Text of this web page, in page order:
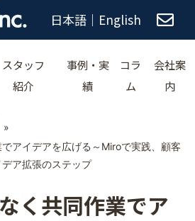
日本語 ｜ English
スタッフ
紹介
事例・実
績
コラ
ム
会社案
内
»
アイデアを広げる～Miroで実践、顧客
ア拡張のステップ
く共同作業でア